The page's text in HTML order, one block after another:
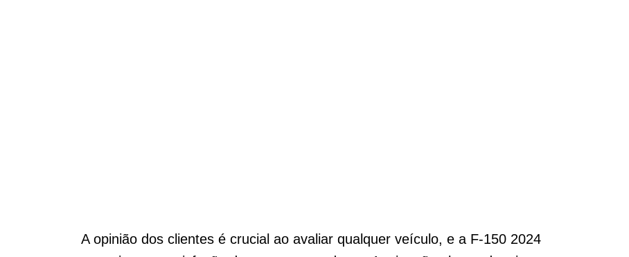
A opinião dos clientes é crucial ao avaliar qualquer veículo, e a F-150 2024